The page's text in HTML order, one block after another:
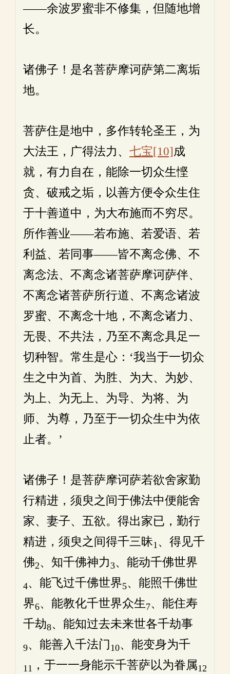
——余波罗蜜非不修集，但随地增
长。
诸佛子！是名菩萨摩诃萨第二离垢
地。
菩萨住是地中，多作转轮圣王，为
大法王，广得法力、 七宝[10]成
就，有力自在，能除一切众生悭
贪、破戒之垢，以善方便令众生住
于十善道中，为大布施而不穷尽。
所作善业——若布施、若爱语、若
利益、若同事——皆不离念佛、不
离念法、不离念诸菩萨摩诃萨伴、
不离念诸菩萨所行道、不离念诸波
罗蜜、不离念十地，不离念诸力、
无畏、不共法，乃至不离念具足一
切种智。常生是心：‘我当于一切众
生之中为首、为胜、为大、为妙、
为上、为无上、为导、为将、为
师、为尊，乃至于一切众生中为依
止者。’
诸佛子！是菩萨摩诃萨若欲舍家勤
行精进，须臾之间于佛法中便能舍
家、妻子、五欲。得出家已，勤行
精进，须臾之间得千三昧1 、得见千
佛2、知千佛神力3、能动千佛世界
4、能飞过千佛世界5、能照千佛世
界6、能教化千世界众生7、能住寿
千劫8、能知过去未来世各千劫事
9、能善入千法门 10、能变身为千
11 ，于一一身能示千菩萨以为眷属12